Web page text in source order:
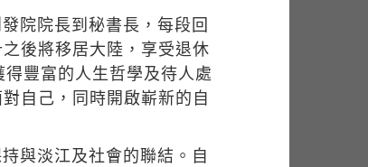
院院長到秘書長，每段回
後將移居大陸，享受退休
豐富的人生哲學及待人處
自己，同時開啟嶄新的自
與淡江及社會的聯結。自